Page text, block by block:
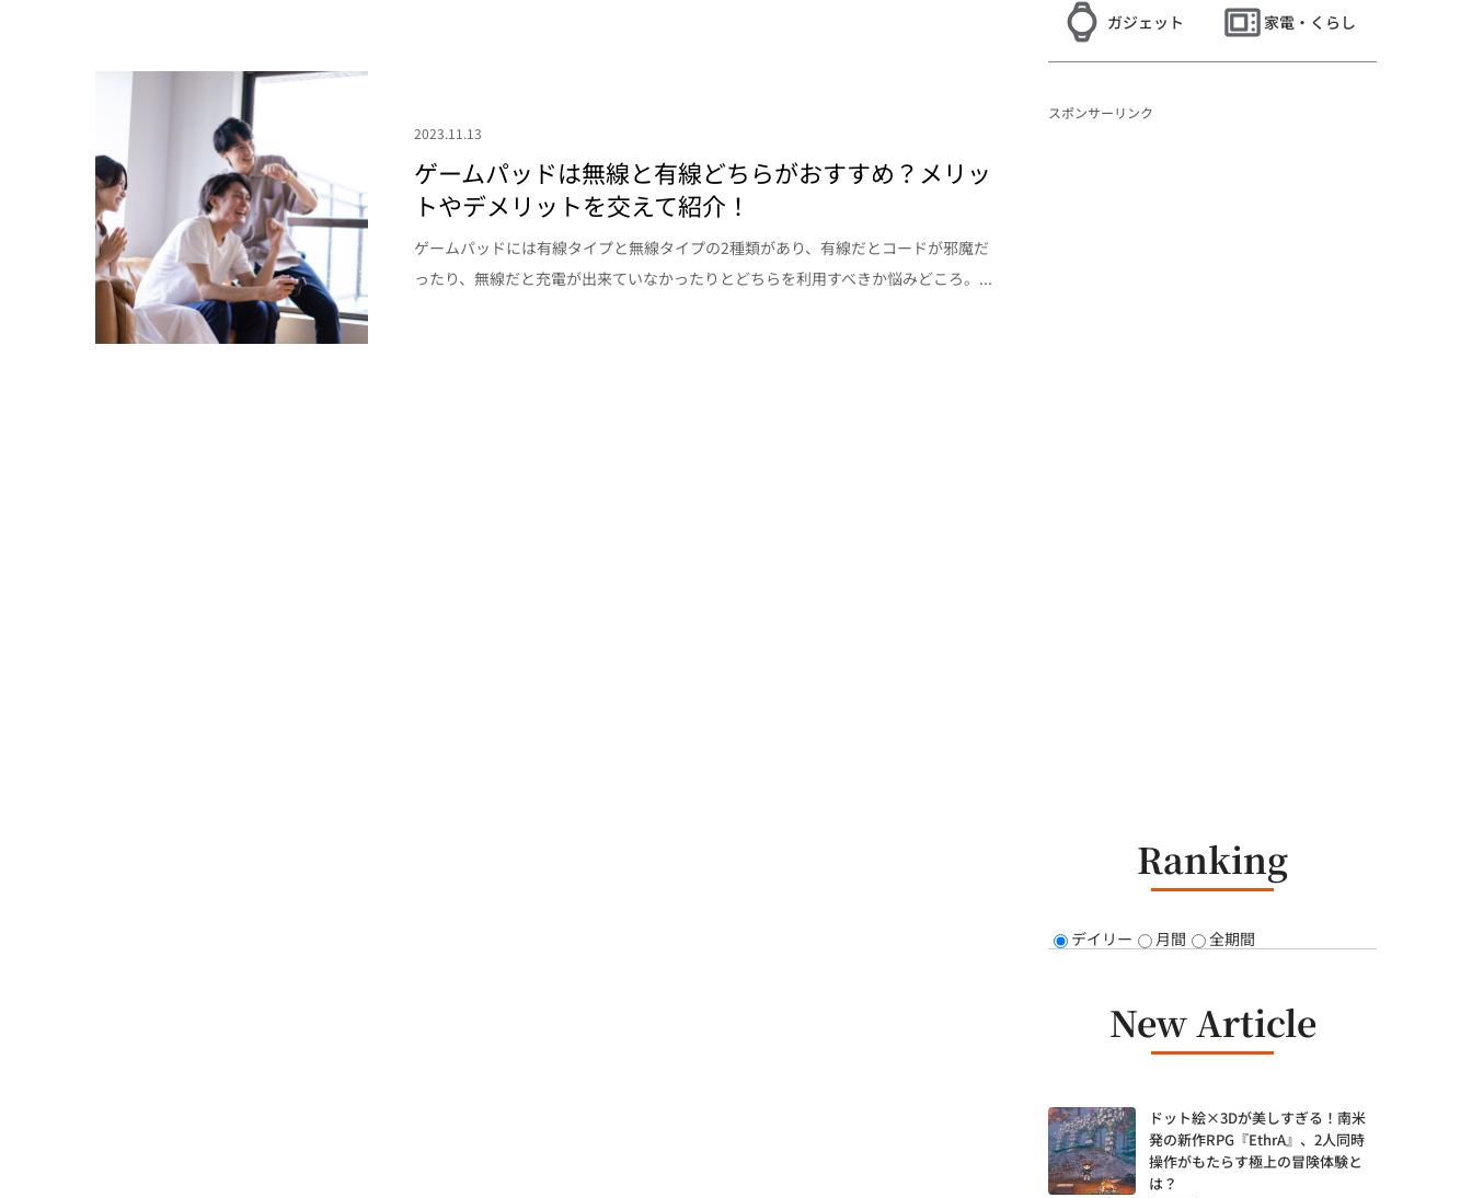
2023.11.13
ゲームパッドは無線と有線どちらがおすすめ？メリッ
トやデメリットを交えて紹介！
ゲームパッドには有線タイプと無線タイプの2種類があり、有線だとコードが邪魔だ
ったり、無線だと充電が出来ていなかったりとどちらを利用すべきか悩みどころ。...
ガジェット 家電・くらし
スポンサーリンク
Ranking
デイリー 月間 全期間
New Article
ドット絵×3Dが美しすぎる！南米
発の新作RPG『EthrA』、2人同時
操作がもたらす極上の冒険体験と
は？